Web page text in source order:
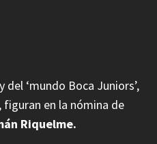
y del ‘mundo Boca Juniors’,
en la nómina de
Riquelme.